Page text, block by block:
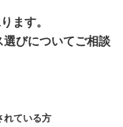
ます。
びについてご相談
れている方